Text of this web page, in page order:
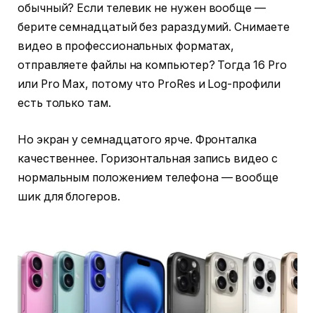
обычный? Если телевик не нужен вообще —
берите семнадцатый без рараздумий. Снимаете
видео в профессиональных форматах,
отправляете файлы на компьютер? Тогда 16 Pro
или Pro Max, потому что ProRes и Log-профили
есть только там.
Но экран у семнадцатого ярче. Фронталка
качественнее. Горизонтальная запись видео с
нормальным положением телефона — вообще
шик для блогеров.